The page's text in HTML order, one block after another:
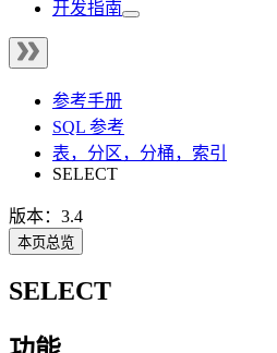
开发指南
参考手册
SQL 参考
表，分区，分桶，索引
SELECT
版本：3.4
本页总览
SELECT